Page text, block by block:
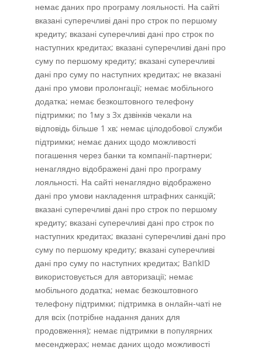
немає даних про програму лояльності. На сайті
вказані суперечливі дані про строк по першому
кредиту; вказані суперечливі дані про строк по
наступних кредитах; вказані суперечливі дані про
суму по першому кредиту; вказані суперечливі
дані про суму по наступних кредитах; не вказані
дані про умови пролонгації; немає мобільного
додатка; немає безкоштовного телефону
підтримки; по 1му з 3х дзвінків чекали на
відповідь більше 1 хв; немає цілодобової служби
підтримки; немає даних щодо можливості
погашення через банки та компанії-партнери;
ненаглядно відображені дані про програму
лояльності. На сайті ненаглядно відображено
дані про умови накладення штрафних санкцій;
вказані суперечливі дані про строк по першому
кредиту; вказані суперечливі дані про строк по
наступних кредитах; вказані суперечливі дані про
суму по першому кредиту; вказані суперечливі
дані про суму по наступних кредитах; BankID
використовується для авторизації; немає
мобільного додатка; немає безкоштовного
телефону підтримки; підтримка в онлайн-чаті не
для всіх (потрібне надання даних для
продовження); немає підтримки в популярних
месенджерах; немає даних щодо можливості